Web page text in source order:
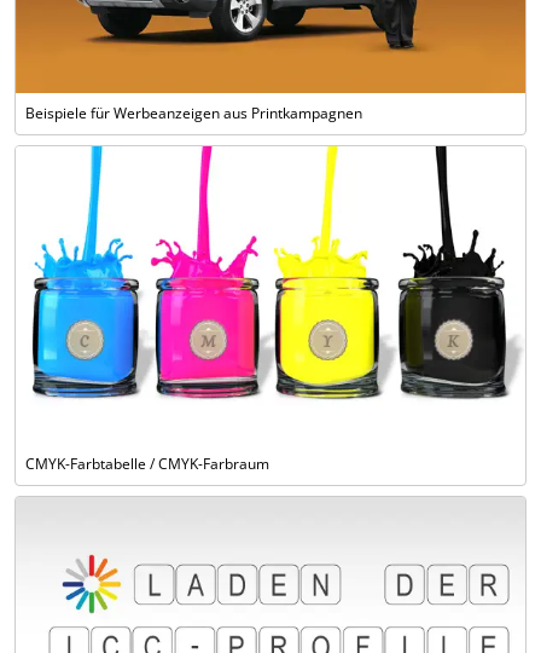
Beispiele für Werbeanzeigen aus Printkampagnen
CMYK-Farbtabelle / CMYK-Farbraum